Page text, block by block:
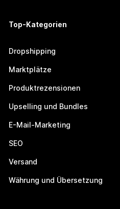
Top-Kategorien
Dropshipping
Marktplätze
Produktrezensionen
Upselling und Bundles
E-Mail-Marketing
SEO
Versand
Währung und Übersetzung